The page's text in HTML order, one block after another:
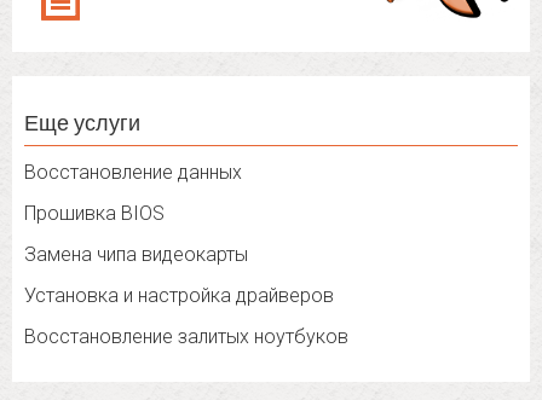
Еще услуги
Восстановление данных
Прошивка BIOS
Замена чипа видеокарты
Установка и настройка драйверов
Восстановление залитых ноутбуков